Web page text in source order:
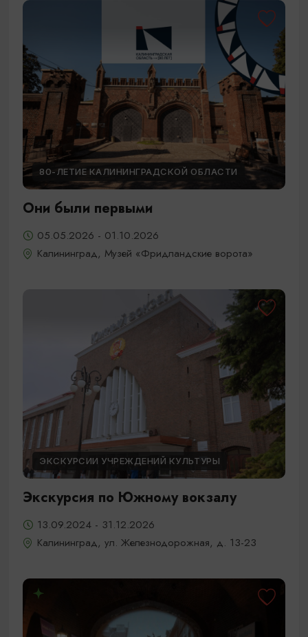
80-ЛЕТИЕ КАЛИНИНГРАДСКОЙ ОБЛАСТИ
Они были первыми
05.05.2026 - 01.10.2026
Калининград, Музей «Фридландские ворота»
ЭКСКУРСИИ УЧРЕЖДЕНИЙ КУЛЬТУРЫ
Экскурсия по Южному вокзалу
13.09.2024 - 31.12.2026
Калининград, ул. Железнодорожная, д. 13-23